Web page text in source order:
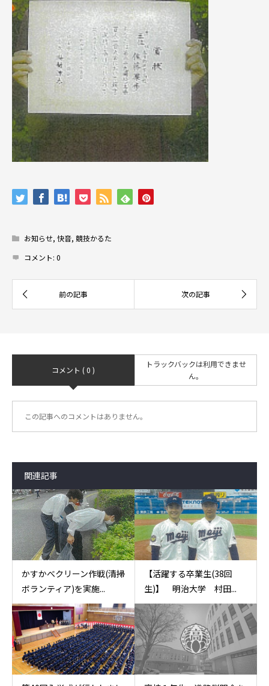
お知らせ, 快音, 競技かるた
コメント: 0
コメント ( 0 )
トラックバックは利用できませ
ん。
この記事へのコメントはありません。
関連記事
かすかべクリーン作戦(清掃
ボランティア)を実施...
【活躍する卒業生(38回
生)】 明治大学 村田...